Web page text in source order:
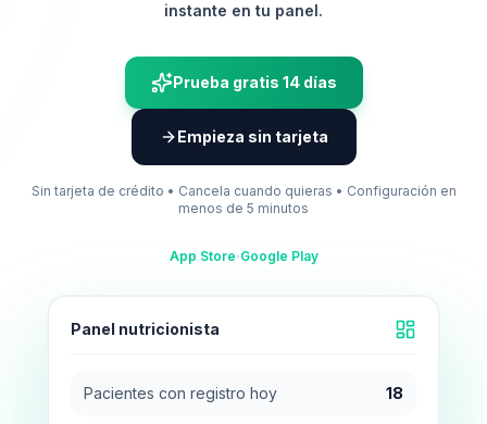
instante en tu panel.
Prueba gratis 14 días
Empieza sin tarjeta
Sin tarjeta de crédito • Cancela cuando quieras • Configuración en
menos de 5 minutos
App Store·Google Play
Panel nutricionista
Pacientes con registro hoy 18